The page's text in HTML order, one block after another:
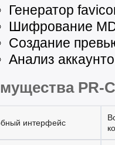
Генератор
Шифрование
Создание
Анализ
PR-
интерфейс